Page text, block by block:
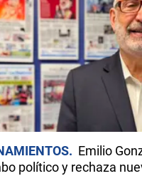
Emilio
político y rechaza